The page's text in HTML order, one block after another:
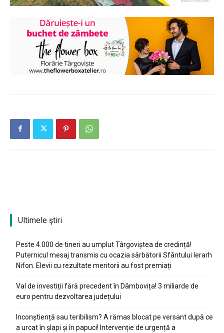
Ultimele ştiri
Peste 4.000 de tineri au umplut Târgoviștea de credință!
Puternicul mesaj transmis cu ocazia sărbătorii Sfântului Ierarh
Nifon. Elevii cu rezultate meritorii au fost premiați
Val de investiții fără precedent în Dâmbovița! 3 miliarde de
euro pentru dezvoltarea județului
Inconștiență sau teribilism? A rămas blocat pe versant după ce
a urcat în șlapi și în papuci! Intervenție de urgență a